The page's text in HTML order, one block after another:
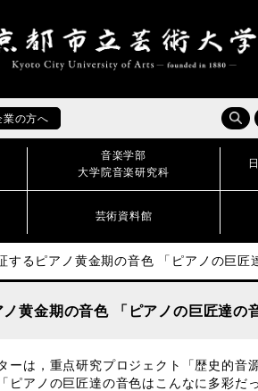
業の方へ
音楽学部
大学院音楽研究科
芸術資料館
するピアノ黄金期の音色 「ピアノの巨匠
黄金期の音色 「ピアノの巨匠達の
ーは，重点研究プロジェクト「歴史的音
ピアノの巨匠達の音色はこんなに多彩だ